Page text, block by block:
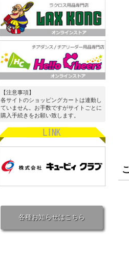
【注意事項】
各サイトのショッピングカートは連動し
ていません。お手数ですがサイトごとに
購入手続きをお願い致します。
各種お知らせはこちら